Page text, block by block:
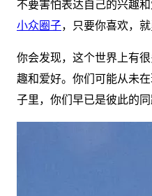
不要害怕表达自己的兴趣
小众圈子，只要你喜欢，
你会发现，这个世界上有
趣和爱好。你们可能从未
子里，你们早已是彼此的同